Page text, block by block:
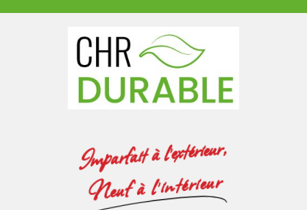
Imparfait à l'extérieur,
Neuf à l'intérieur